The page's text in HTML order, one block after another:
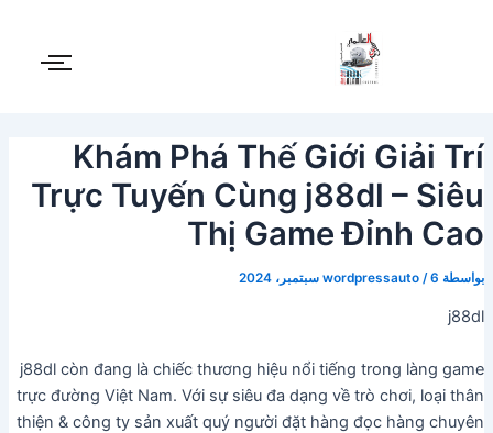
Khám Phá Thế Giới Giải Trí
Trực Tuyến Cùng j88dl – Siêu
Thị Game Đỉnh Cao
بواسطة wordpressauto/6 سبتمبر، 2024
j88dl
j88dl còn đang là chiếc thương hiệu nổi tiếng trong làng game
trực đường Việt Nam. Với sự siêu đa dạng về trò chơi, loại thân
thiện & công ty sản xuất quý người đặt hàng đọc hàng chuyên